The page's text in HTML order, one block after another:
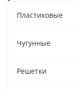
Пластиковые
Чугунные
Решетки